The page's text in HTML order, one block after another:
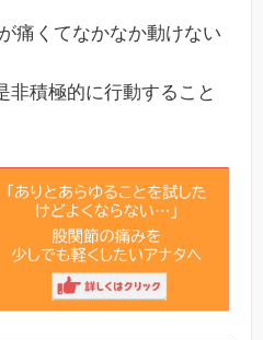
痛くてなかなか動けない
非積極的に行動すること